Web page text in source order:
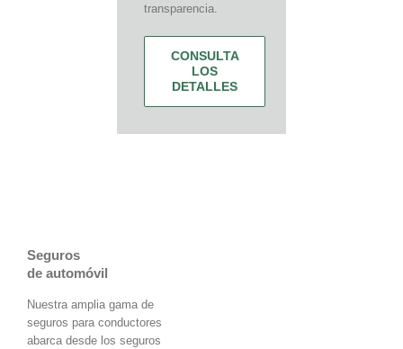
transparencia.
CONSULTA
LOS
DETALLES
Seguros
de automóvil
Nuestra amplia gama de
seguros para conductores
abarca desde los seguros